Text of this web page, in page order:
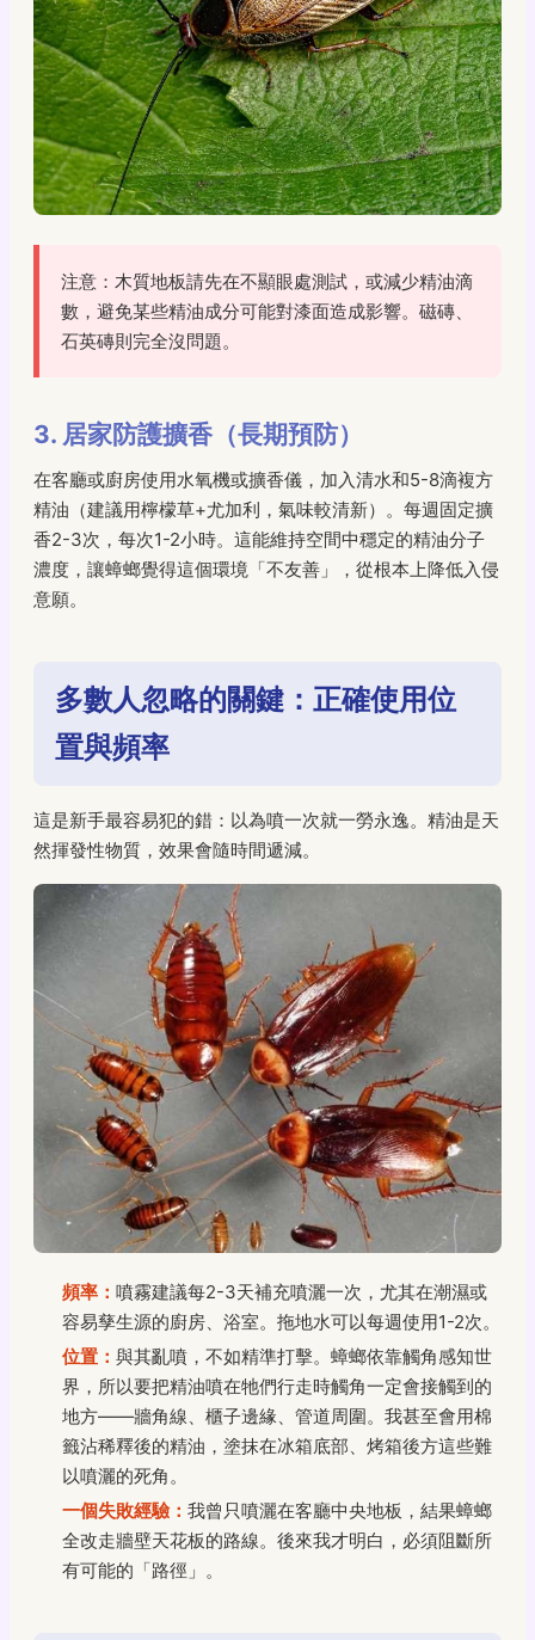
注意：木質地板請先在不顯眼處測試，或減少精油滴
數，避免某些精油成分可能對漆面造成影響。磁磚、
石英磚則完全沒問題。
3. 居家防護擴香（長期預防）
在客廳或廚房使用水氧機或擴香儀，加入清水和5-8滴複方
精油（建議用檸檬草+尤加利，氣味較清新）。每週固定擴
香2-3次，每次1-2小時。這能維持空間中穩定的精油分子
濃度，讓蟑螂覺得這個環境「不友善」，從根本上降低入侵
意願。
多數人忽略的關鍵：正確使用位
置與頻率
這是新手最容易犯的錯：以為噴一次就一勞永逸。精油是天
然揮發性物質，效果會隨時間遞減。
頻率： 噴霧建議每2-3天補充噴灑一次，尤其在潮濕或
容易孳生源的廚房、浴室。拖地水可以每週使用1-2次。
位置： 與其亂噴，不如精準打擊。蟑螂依靠觸角感知世
界，所以要把精油噴在牠們行走時觸角一定會接觸到的
地方——牆角線、櫃子邊緣、管道周圍。我甚至會用棉
籤沾稀釋後的精油，塗抹在冰箱底部、烤箱後方這些難
以噴灑的死角。
一個失敗經驗： 我曾只噴灑在客廳中央地板，結果蟑螂
全改走牆壁天花板的路線。後來我才明白，必須阻斷所
有可能的「路徑」。